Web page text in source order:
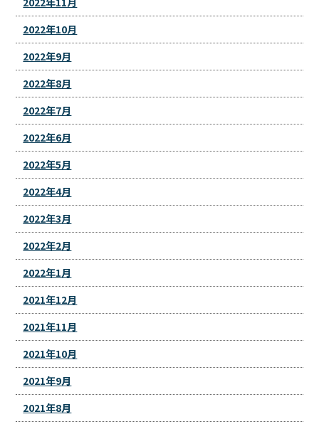
2022年10月
2022年9月
2022年8月
2022年7月
2022年6月
2022年5月
2022年4月
2022年3月
2022年2月
2022年1月
2021年12月
2021年11月
2021年10月
2021年9月
2021年8月